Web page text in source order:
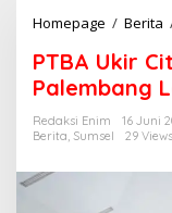
Homepage / Berita
PTBA Ukir
Palembang
Redaksi Enim
16 Juni
Berita, Sumsel 29 Views